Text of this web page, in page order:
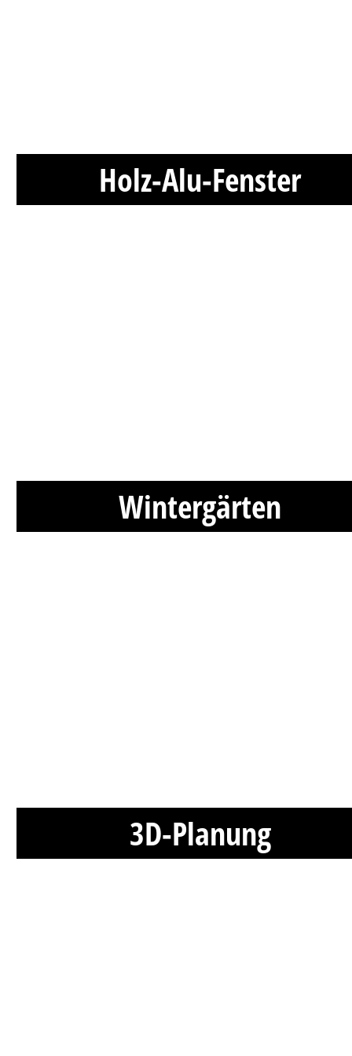
Holz-Alu-Fenster
Wintergärten
3D-Planung